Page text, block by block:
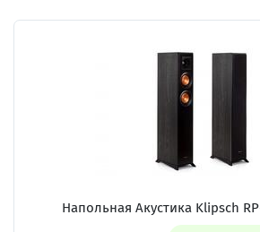
Напольная Акустика Klipsch